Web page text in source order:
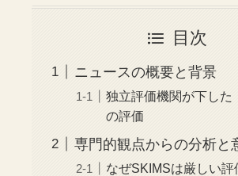
目次
ニュースの概要と背景
独立評価機関が下した
の評価
専門的観点からの分析と
なぜSKIMSは厳しい評